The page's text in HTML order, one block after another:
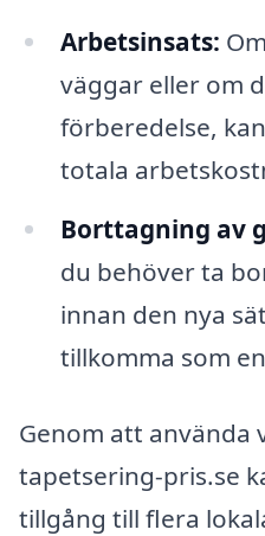
Arbetsinsats:
väggar eller om
förberedelse,
totala
Borttagning av
du behöver ta
innan den nya
tillkomma som
Genom att använda
tapetsering-pris.se
tillgång till flera